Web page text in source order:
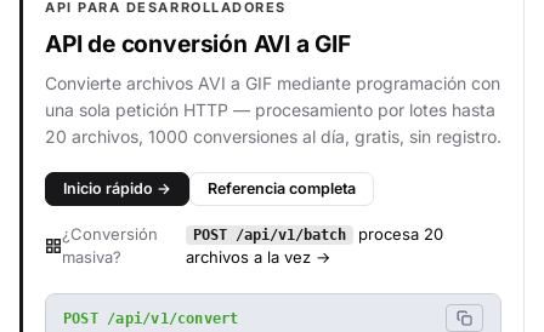
API PARA DESARROLLADORES
API de conversión AVI a GIF
Convierte archivos AVI a GIF mediante programación con
una sola petición HTTP — procesamiento por lotes hasta
20 archivos, 1000 conversiones al día, gratis, sin registro.
Inicio rápido → Referencia completa
¿Conversión
masiva?
POST /api/v1/batch
procesa 20
archivos a la vez →
POST /api/v1/convert